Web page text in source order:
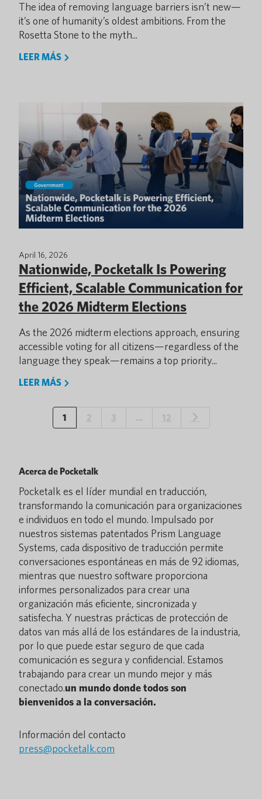
The idea of removing language barriers isn’t new—
it’s one of humanity’s oldest ambitions. From the
Rosetta Stone to the myth...
LEER MÁS
April 16, 2026
Nationwide, Pocketalk Is Powering
Efficient, Scalable Communication for
the 2026 Midterm Elections
As the 2026 midterm elections approach, ensuring
accessible voting for all citizens—regardless of the
language they speak—remains a top priority...
LEER MÁS
1 2 3 … 12
Acerca de Pocketalk
Pocketalk es el líder mundial en traducción,
transformando la comunicación para organizaciones
e individuos en todo el mundo. Impulsado por
nuestros sistemas patentados Prism Language
Systems, cada dispositivo de traducción permite
conversaciones espontáneas en más de 92 idiomas,
mientras que nuestro software proporciona
informes personalizados para crear una
organización más eficiente, sincronizada y
satisfecha. Y nuestras prácticas de protección de
datos van más allá de los estándares de la industria,
por lo que puede estar seguro de que cada
comunicación es segura y confidencial. Estamos
trabajando para crear un mundo mejor y más
conectado.un mundo donde todos son
bienvenidos a la conversación.
Información del contacto
press@pocketalk.com